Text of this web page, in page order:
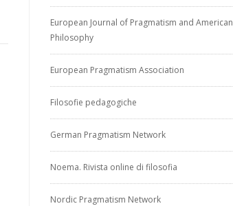
European Journal of Pragmatism and American
Philosophy
European Pragmatism Association
Filosofie pedagogiche
German Pragmatism Network
Noema. Rivista online di filosofia
Nordic Pragmatism Network